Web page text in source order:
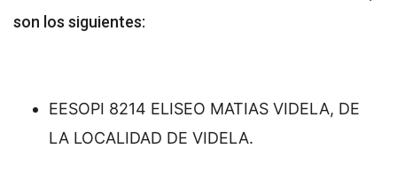
son los siguientes:
EESOPI 8214 ELISEO MATIAS VIDELA, DE
LA LOCALIDAD DE VIDELA.